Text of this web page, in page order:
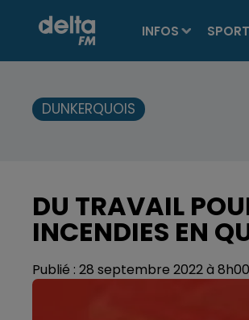
INFOS
DUNKERQUOIS
DU TRAVAIL
INCENDIES EN
Publié : 28 septembre 2022 à